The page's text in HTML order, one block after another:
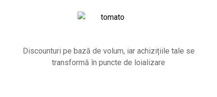
Discounturi pe bază de volum, iar achizițiile tale se
transformă în puncte de loializare